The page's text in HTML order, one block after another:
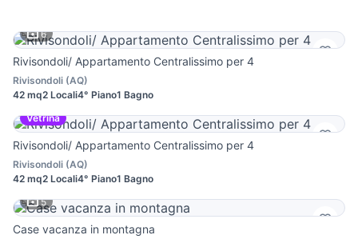
6
Rivisondoli/ Appartamento Centralissimo per 4
Rivisondoli (AQ)
42 mq2 Locali4° Piano1 Bagno
Vetrina
Rivisondoli/ Appartamento Centralissimo per 4
Rivisondoli (AQ)
42 mq2 Locali4° Piano1 Bagno
5
Case vacanza in montagna